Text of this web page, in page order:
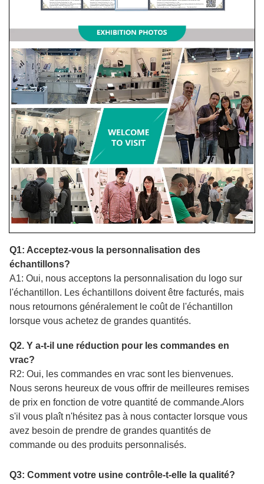
Q1: Acceptez-vous la personnalisation des
échantillons?
A1: Oui, nous acceptons la personnalisation du logo sur
l'échantillon. Les échantillons doivent être facturés, mais
nous retournons généralement le coût de l'échantillon
lorsque vous achetez de grandes quantités.
Q2. Y a-t-il une réduction pour les commandes en
vrac?
R2: Oui, les commandes en vrac sont les bienvenues.
Nous serons heureux de vous offrir de meilleures remises
de prix en fonction de votre quantité de commande.Alors
s'il vous plaît n'hésitez pas à nous contacter lorsque vous
avez besoin de prendre de grandes quantités de
commande ou des produits personnalisés.
Q3: Comment votre usine contrôle-t-elle la qualité?